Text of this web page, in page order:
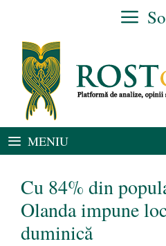
conținut
MENIU
Cu 84% din
Olanda impune
duminică